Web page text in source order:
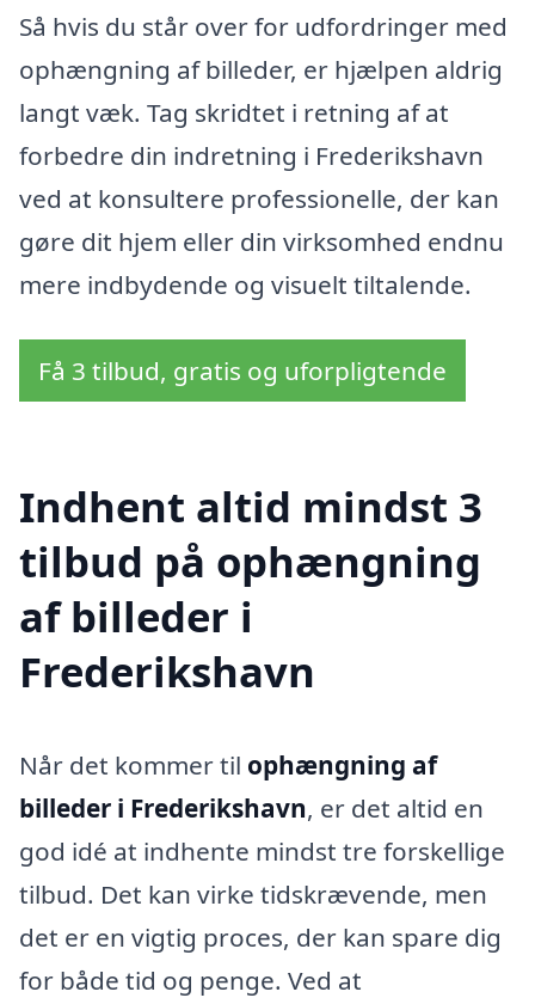
Så hvis du står over for udfordringer med
ophængning af billeder, er hjælpen aldrig
langt væk. Tag skridtet i retning af at
forbedre din indretning i Frederikshavn
ved at konsultere professionelle, der kan
gøre dit hjem eller din virksomhed endnu
mere indbydende og visuelt tiltalende.
Få 3 tilbud, gratis og uforpligtende
Indhent altid mindst 3
tilbud på ophængning
af billeder i
Frederikshavn
Når det kommer til ophængning af
billeder i Frederikshavn, er det altid en
god idé at indhente mindst tre forskellige
tilbud. Det kan virke tidskrævende, men
det er en vigtig proces, der kan spare dig
for både tid og penge. Ved at